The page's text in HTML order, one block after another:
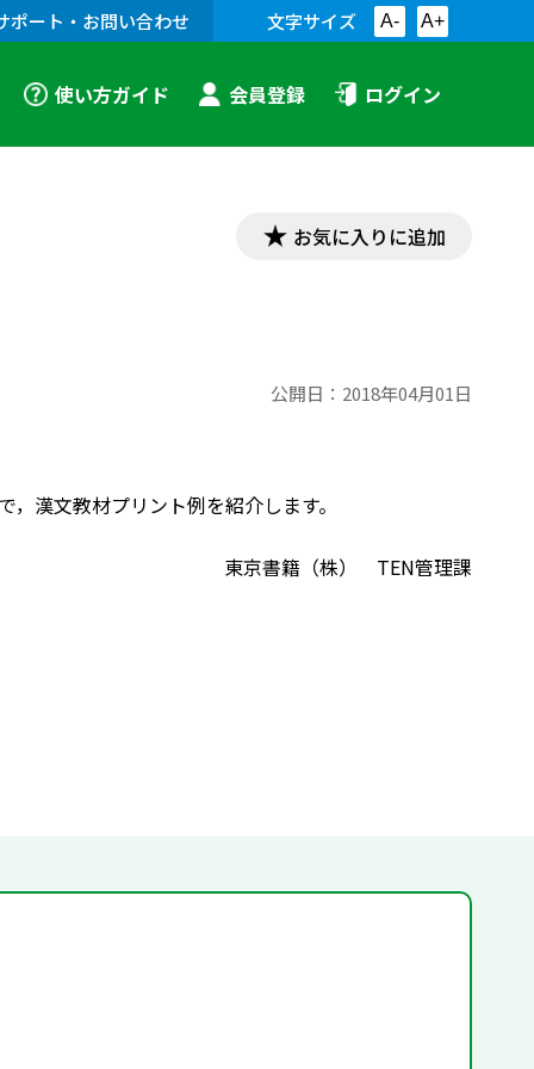
ポート・お問い合わせ 文字サイズ A- A+
使い方ガイド 会員登録 ログイン
お気に入りに追加
公開日： 2018年04月01日
漢文教材プリント例を紹介します。
東京書籍（株） TEN管理課